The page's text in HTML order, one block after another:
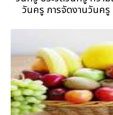
วันครู การจัดงานวัน